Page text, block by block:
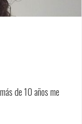
de 10 años me